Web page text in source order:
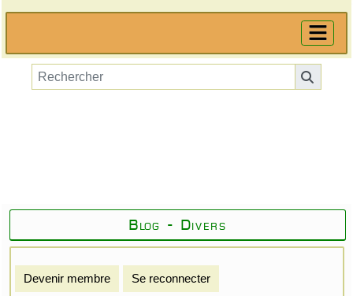
Blog - Divers
Devenir membre Se reconnecter